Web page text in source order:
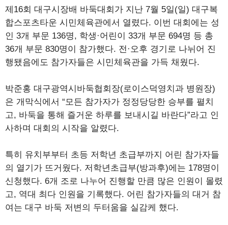
제16회 대구시장배 바둑대회가 지난 7월 5일(일) 대구복
합스포츠타운 시민체육관에서 열렸다. 이번 대회에는 성
인 3개 부문 136명, 학생·어린이 33개 부문 694명 등 총
36개 부문 830명이 참가했다. 전·오후 경기로 나뉘어 진
행됐음에도 참가자들은 시민체육관을 가득 채웠다.
박준홍 대구광역시바둑협회장(로이스덕영치과 병원장)
은 개막식에서 “모든 참가자가 정정당당한 승부를 펼치
고, 바둑을 통해 즐거운 하루를 보내시길 바란다”라고 인
사하며 대회의 시작을 알렸다.
특히 유치부부터 초등 저학년 초급부까지 어린 참가자들
의 열기가 뜨거웠다. 저학년초급부(방과후)에는 178명이
신청했다. 6개 조로 나누어 진행할 만큼 많은 인원이 몰렸
고, 역대 최다 인원을 기록했다. 어린 참가자들의 대거 참
여는 대구 바둑 저변의 두터움을 실감케 했다.